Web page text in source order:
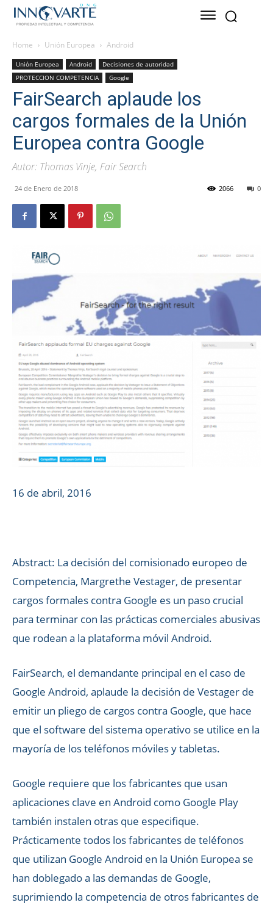
Home Unión Europea Android
Unión Europea Android
Decisiones de autoridad
PROTECCION COMPETENCIA
Google
FairSearch aplaude los
cargos formales de la Unión
Europea contra Google
Autor: Thomas Vinje, Fair Search
24 de Enero de 2018 0
2066
16 de abril, 2016
Abstract: La decisión del comisionado europeo de
Competencia, Margrethe Vestager, de presentar
cargos formales contra Google es un paso crucial
para terminar con las prácticas comerciales abusivas
que rodean a la plataforma móvil Android.
FairSearch, el demandante principal en el caso de
Google Android, aplaude la decisión de Vestager de
emitir un pliego de cargos contra Google, que hace
que el software del sistema operativo se utilice en la
mayoría de los teléfonos móviles y tabletas.
Google requiere que los fabricantes que usan
aplicaciones clave en Android como Google Play
también instalen otras que especifique.
Prácticamente todos los fabricantes de teléfonos
que utilizan Google Android en la Unión Europea se
han doblegado a las demandas de Google,
suprimiendo la competencia de otros fabricantes de